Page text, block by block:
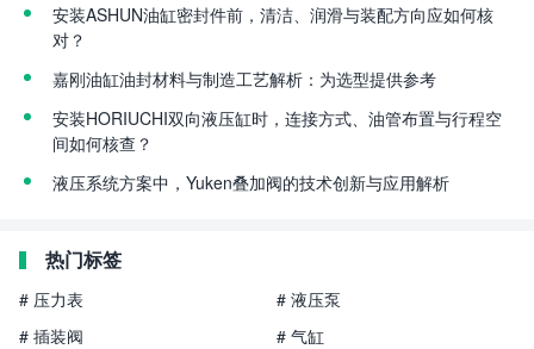
安装ASHUN油缸密封件前，清洁、润滑与装配方向应如何核
对？
嘉刚油缸油封材料与制造工艺解析：为选型提供参考
安装HORIUCHI双向液压缸时，连接方式、油管布置与行程空
间如何核查？
液压系统方案中，Yuken叠加阀的技术创新与应用解析
热门标签
# 压力表
# 液压泵
# 插装阀
# 气缸